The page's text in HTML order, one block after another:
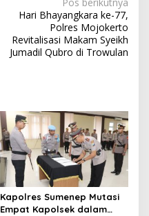
Hari Bhayangkara ke-77,
Polres Mojokerto
Revitalisasi Makam Syeikh
Jumadil Qubro di Trowulan
Kapolres Sumenep Mutasi
Empat Kapolsek dalam